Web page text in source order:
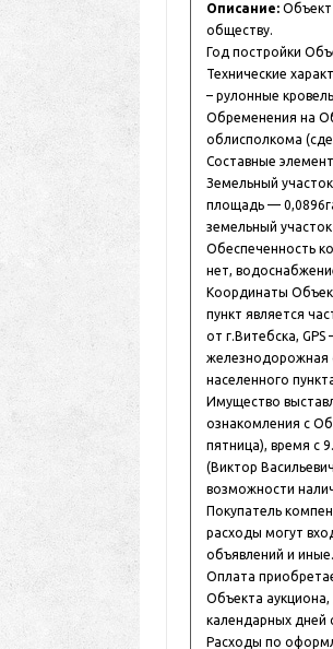
Описание:Объект
обществу.
Год постройки
Технические
– рулонные
Обременения на
облисполкома
Составные
Земельный
площадь —
земельный
Обеспеченность
нет,
Координаты
пункт является
от г.Витебска,
железнодорожная
населенного
Имущество
ознакомления с
пятница), время с
(Виктор
возможности
Покупатель
расходы могут
объявлений и
Оплата
Объекта
календарных дней
Расходы по